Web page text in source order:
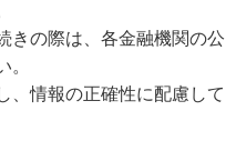
きの際は、各金融機関の公
。
、情報の正確性に配慮して